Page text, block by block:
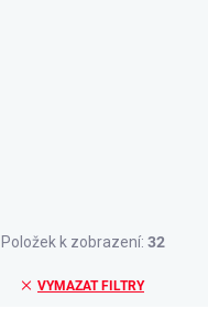
VYMAZAT FILTRY
Položek k zobrazení: 32